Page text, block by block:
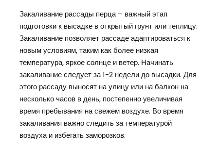
Закаливание рассады перца – важный этап
подготовки к высадке в открытый грунт или теплицу.
Закаливание позволяет рассаде адаптироваться к
новым условиям, таким как более низкая
температура, яркое солнце и ветер. Начинать
закаливание следует за 1-2 недели до высадки. Для
этого рассаду выносят на улицу или на балкон на
несколько часов в день, постепенно увеличивая
время пребывания на свежем воздухе. Во время
закаливания важно следить за температурой
воздуха и избегать заморозков.